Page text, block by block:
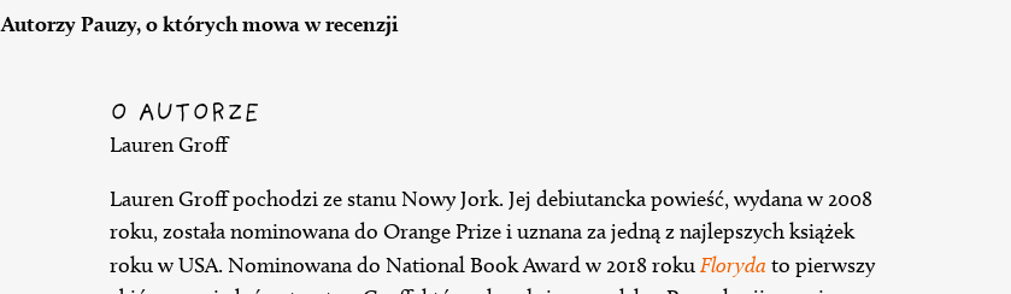
Autorzy Pauzy, o których mowa w recenzji
O AUTORZE
Lauren Groff
Lauren Groff pochodzi ze stanu Nowy Jork. Jej debiutancka powieść, wydana w 2008
roku, została nominowana do Orange Prize i uznana za jedną z najlepszych książek
roku w USA. Nominowana do National Book Award w 2018 rokuFloryda to pierwszy